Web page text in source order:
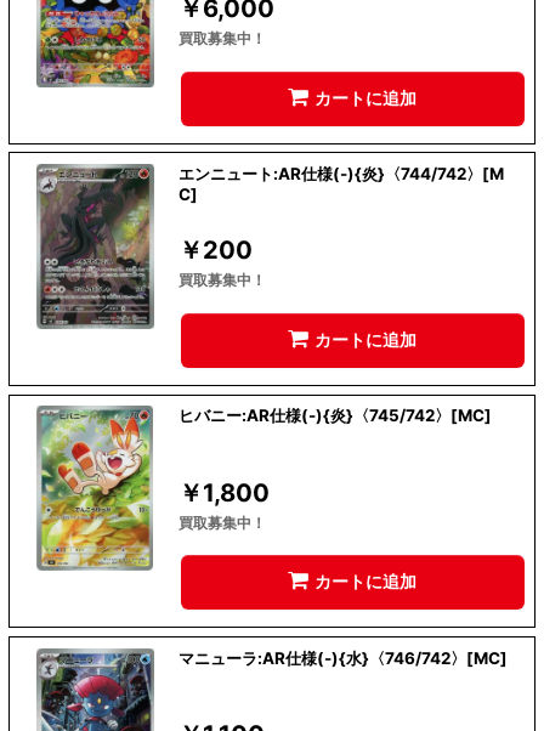
￥6,000
買取募集中！
カートに追加
エンニュート:AR仕様(-){炎}〈744/742〉[M
C]
￥200
買取募集中！
カートに追加
ヒバニー:AR仕様(-){炎}〈745/742〉[MC]
￥1,800
買取募集中！
カートに追加
マニューラ:AR仕様(-){水}〈746/742〉[MC]